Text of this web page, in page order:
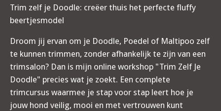
Trim zelf je Doodle: creëer thuis het perfecte fluffy
beertjesmodel
Droom jij ervan om je Doodle, Poedel of Maltipoo zelf
te kunnen trimmen, zonder afhankelijk te zijn van een
trimsalon? Dan is mijn online workshop "Trim Zelf Je
Doodle" precies wat je zoekt. Een complete
trimcursus waarmee je stap voor stap leert hoe je
jouw hond veilig, mooi en met vertrouwen kunt